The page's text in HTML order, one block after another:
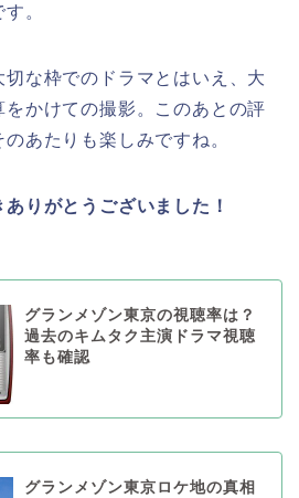
。
切な枠でのドラマとはいえ、大
かけての撮影。このあとの評
あたりも楽しみですね。
りがとうございました！
グランメゾン東京の視聴率は？
過去のキムタク主演ドラマ視聴
率も確認
グランメゾン東京ロケ地の真相